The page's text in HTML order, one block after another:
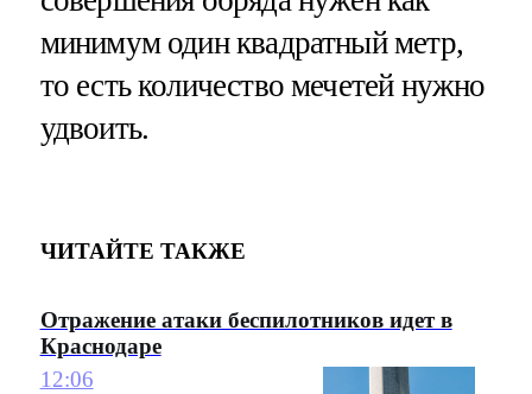
минимум один квадратный метр,
то есть количество мечетей нужно
удвоить.
ЧИТАЙТЕ ТАКЖЕ
Отражение атаки беспилотников идет в
Краснодаре
12:06